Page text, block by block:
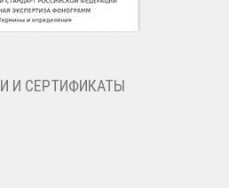
И СЕРТИФИКАТЫ